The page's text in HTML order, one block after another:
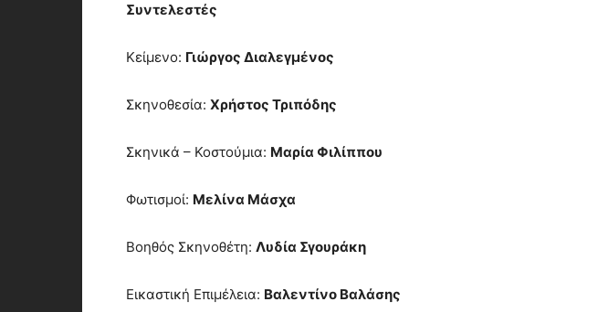
Συντελεστές
Κείμενο: Γιώργος Διαλεγμένος
Σκηνοθεσία: Χρήστος Τριπόδης
Σκηνικά – Κοστούμια: Μαρία Φιλίππου
Φωτισμοί: Μελίνα Μάσχα
Βοηθός Σκηνοθέτη: Λυδία Σγουράκη
Εικαστική Επιμέλεια: Βαλεντίνο Βαλάσης